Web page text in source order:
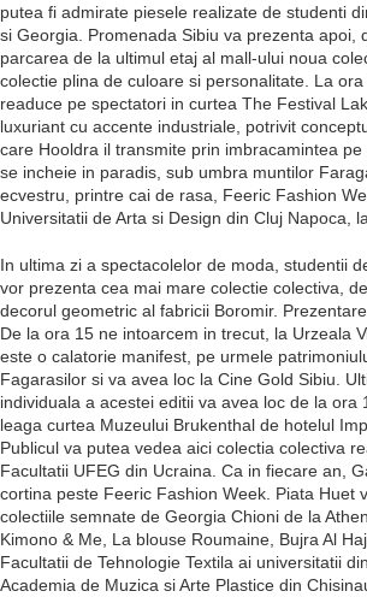
putea fi admirate piesele realizate de studenti
si Georgia. Promenada Sibiu va prezenta apoi,
parcarea de la ultimul etaj al mall-ului noua
colectie plina de culoare si personalitate. La
readuce pe spectatori in curtea The Festival
luxuriant cu accente industriale, potrivit
care Hooldra il transmite prin imbracamintea
se incheie in paradis, sub umbra muntilor
ecvestru, printre cai de rasa, Feeric Fashion
Universitatii de Arta si Design din Cluj Napoca,
In ultima zi a spectacolelor de moda, studentii
vor prezenta cea mai mare colectie colectiva,
decorul geometric al fabricii Boromir.
De la ora 15 ne intoarcem in trecut, la Urzeala
este o calatorie manifest, pe urmele
Fagarasilor si va avea loc la Cine Gold Sibiu.
individuala a acestei editii va avea loc de la ora
leaga curtea Muzeului Brukenthal de hotelul
Publicul va putea vedea aici colectia colectiva
Facultatii UFEG din Ucraina. Ca in fiecare an,
cortina peste Feeric Fashion Week. Piata Huet
colectiile semnate de Georgia Chioni de la
Kimono & Me, La blouse Roumaine, Bujra Al
Facultatii de Tehnologie Textila ai universitatii
Academia de Muzica si Arte Plastice din